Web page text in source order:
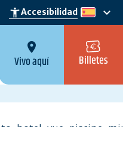
accessibility_newAccesibilidad es
keyboard_arrow_down
location_on
Vivo aquí Billetes